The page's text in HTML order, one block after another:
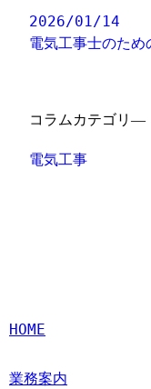
2026/01/14
電気工事士のため
コラムカテゴリ―
電気工事
HOME
業務案内